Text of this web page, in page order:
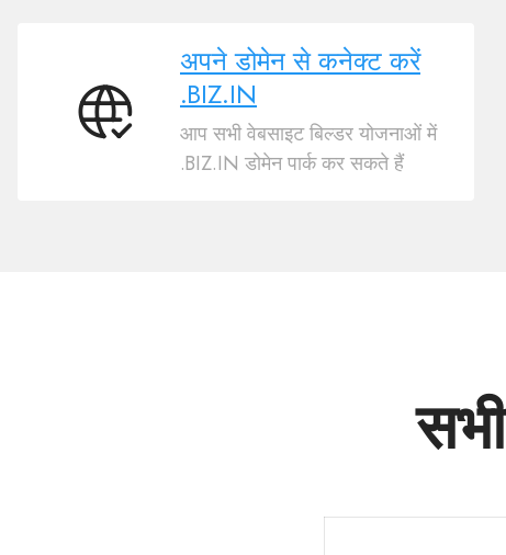
अपने
अपने डोमेन से कनेक्ट करें
.BIZ.IN
आप सभी वेबसाइट बिल्डर योजनाओं में
.BIZ.IN डोमेन पार्क कर सकते हैं